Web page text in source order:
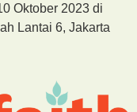
Oktober 2023 di
Lantai 6, Jakarta